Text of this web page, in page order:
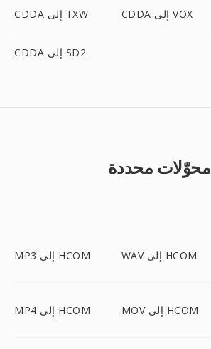
CDDA إلى TXW CDDA إلى VOX
CDDA إلى SD2
محوّلات محددة
MP3 إلى HCOM WAV إلى HCOM
MP4 إلى HCOM MOV إلى HCOM